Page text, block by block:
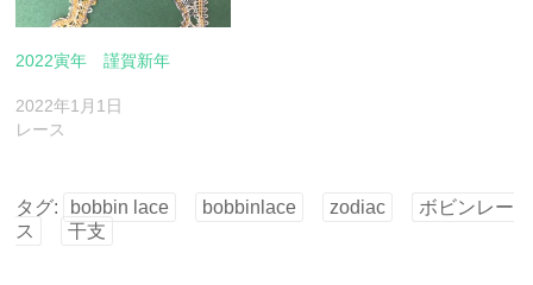
2022寅年 謹賀新年
2022年1月1日
レース
タグ: bobbin lace bobbinlace zodiac
ボビンレー
ス
干支